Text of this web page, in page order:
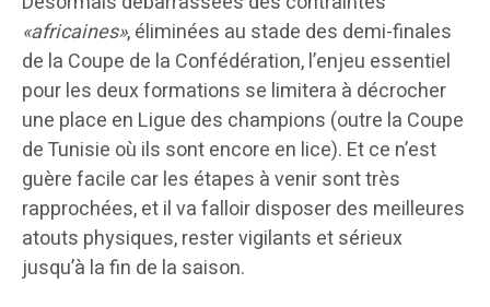
«africaines», éliminées au stade des demi-finales
de la Coupe de la Confédération, l’enjeu essentiel
pour les deux formations se limitera à décrocher
une place en Ligue des champions (outre la Coupe
de Tunisie où ils sont encore en lice). Et ce n’est
guère facile car les étapes à venir sont très
rapprochées, et il va falloir disposer des meilleures
atouts physiques, rester vigilants et sérieux
jusqu’à la fin de la saison.